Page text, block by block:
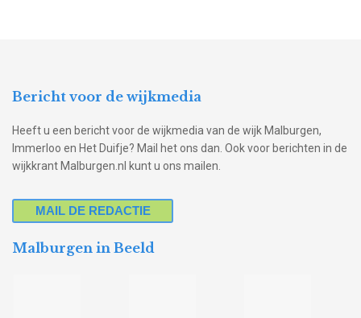
Bericht voor de wijkmedia
Heeft u een bericht voor de wijkmedia van de wijk Malburgen,
Immerloo en Het Duifje? Mail het ons dan. Ook voor berichten in de
wijkkrant Malburgen.nl kunt u ons mailen.
MAIL DE REDACTIE
Malburgen in Beeld